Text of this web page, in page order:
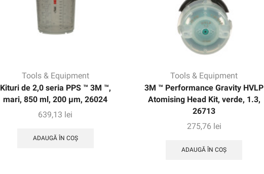
Tools & Equipment
Kituri de 2,0 seria PPS ™ 3M ™,
mari, 850 ml, 200 μm, 26024
639,13 lei
ADAUGĂ ÎN COȘ
Tools & Equipment
3M ™ Performance Gravity HVLP
Atomising Head Kit, verde, 1.3,
26713
275,76 lei
ADAUGĂ ÎN COȘ